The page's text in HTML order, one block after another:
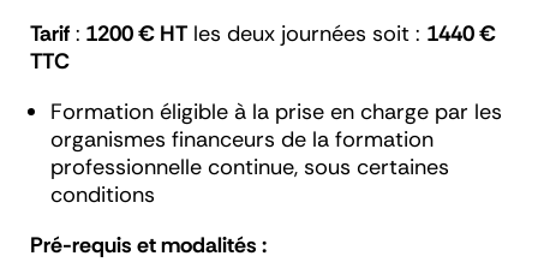
Tarif : 1200 € HT les deux journées soit : 1440 €
TTC
Formation éligible à la prise en charge par les
organismes financeurs de la formation
professionnelle continue, sous certaines
conditions
Pré-requis et modalités :